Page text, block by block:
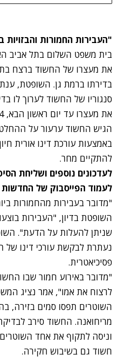
נתקלנו
"העבירות החמורות
בית משפט השלום בתל אביב
את מעצרו של החשוד ברצח בת
בדירתו ברמת גן. השופטת,
סנגוריו של החשוד לערוך לו
הגיש החשוד ערעור על
באמצעות עורכת דינו אורית
להתקיים מחר.
לעדכונים נוספים ושליחת
לעמוד הפייסבוק של החדשות
"מדובר בעבירות מהחמורות
השופטת בדיון, "העבירות
שניתן להעלות על הדעת".
נעתרת לבקשת עורכי דינו של
פסיכיאטרית.
"מדובר באירוע חמור שבו
לרצוח את אמו", אמר נציג
מריחואנה. החשוד סירב
וניסה לתקוף את אחד
חשוד גם בשיבוש חקירה.